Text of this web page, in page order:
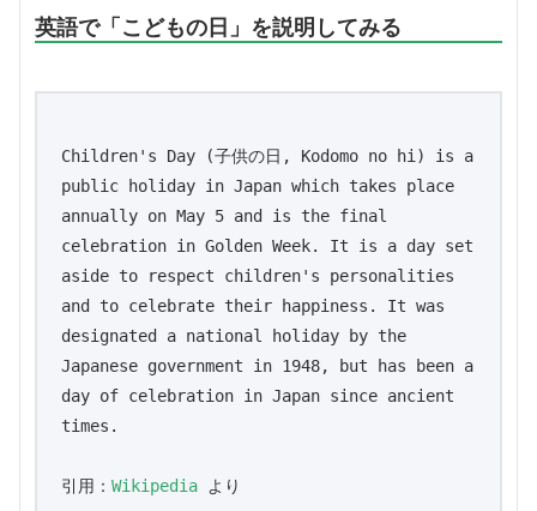
英語で「こどもの日」を説明してみる
Children's Day (子供の日, Kodomo no hi) is a
public holiday in Japan which takes place
annually on May 5 and is the final
celebration in Golden Week. It is a day set
aside to respect children's personalities
and to celebrate their happiness. It was
designated a national holiday by the
Japanese government in 1948, but has been a
day of celebration in Japan since ancient
times.
引用： Wikipedia より